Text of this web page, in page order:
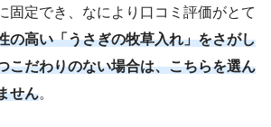
固定でき、なにより口コミ評価がとて
の高い「うさぎの牧草入れ」をさがし
こだわりのない場合は、こちらを選ん
せん。